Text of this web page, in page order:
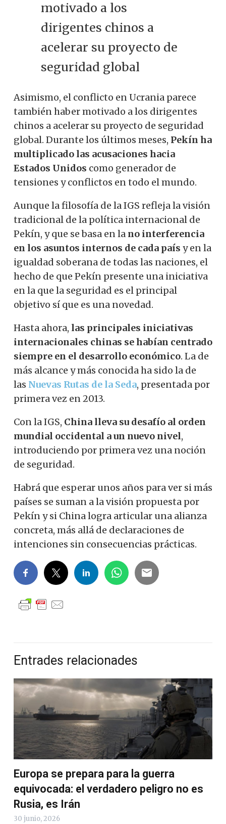
motivado a los
dirigentes chinos a
acelerar su proyecto de
seguridad global
Asimismo, el conflicto en Ucrania parece
también haber motivado a los dirigentes
chinos a acelerar su proyecto de seguridad
global. Durante los últimos meses, Pekín ha
multiplicado las acusaciones hacia
Estados Unidos como generador de
tensiones y conflictos en todo el mundo.
Aunque la filosofía de la IGS refleja la visión
tradicional de la política internacional de
Pekín, y que se basa en la no interferencia
en los asuntos internos de cada país y en la
igualdad soberana de todas las naciones, el
hecho de que Pekín presente una iniciativa
en la que la seguridad es el principal
objetivo sí que es una novedad.
Hasta ahora, las principales iniciativas
internacionales chinas se habían centrado
siempre en el desarrollo económico. La de
más alcance y más conocida ha sido la de
las Nuevas Rutas de la Seda, presentada por
primera vez en 2013.
Con la IGS, China lleva su desafío al orden
mundial occidental a un nuevo nivel,
introduciendo por primera vez una noción
de seguridad.
Habrá que esperar unos años para ver si más
países se suman a la visión propuesta por
Pekín y si China logra articular una alianza
concreta, más allá de declaraciones de
intenciones sin consecuencias prácticas.
Entrades relacionades
Europa se prepara para la guerra
equivocada: el verdadero peligro no es
Rusia, es Irán
30 junio, 2026